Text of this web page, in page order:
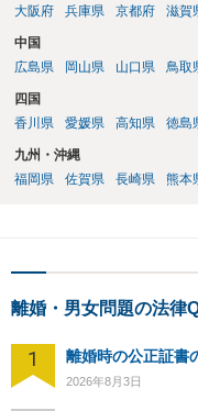
大阪府
兵庫県 京都府 滋賀
中国
広島県
岡山県 山口県 鳥取
四国
香川県
愛媛県 高知県 徳島
九州・沖縄
福岡県
佐賀県 長崎県 熊本
離婚・男女問題の法律
1 離婚時の公正証書
2026年8月3日